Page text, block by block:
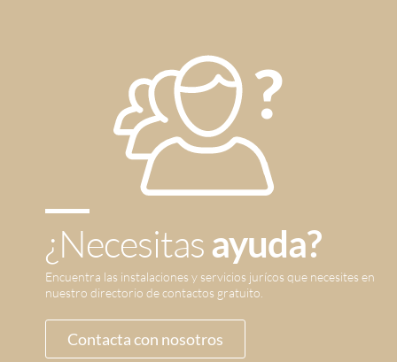
¿Necesitasayuda?
Encuentra las instalaciones y servicios jurícos que necesites en
nuestro directorio de contactos gratuito.
Contacta con nosotros